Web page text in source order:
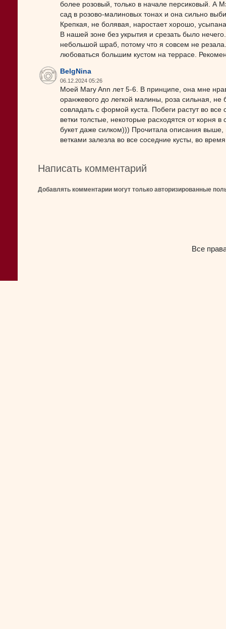
более розовый, только в начале персиковый. А
сад в розово-малиновых тонах и она сильно
Крепкая, не болявая, наростает хорошо,
В нашей зоне без укрытия и срезать было
небольшой шраб, потому что я совсем не
любоваться большим кустом на террасе.
BelgNina
06.12.2024 05:26
Моей Mary Ann лет 5-6. В принципе, она мне
оранжевого до легкой малины, роза сильная,
совладать с формой куста. Побеги растут во
ветки толстые, некоторые расходятся от корня
букет даже силком))) Прочитала описания
ветками залезла во все соседние кусты, во
Написать комментарий
Добавлять комментарии могут только авторизированные
Все